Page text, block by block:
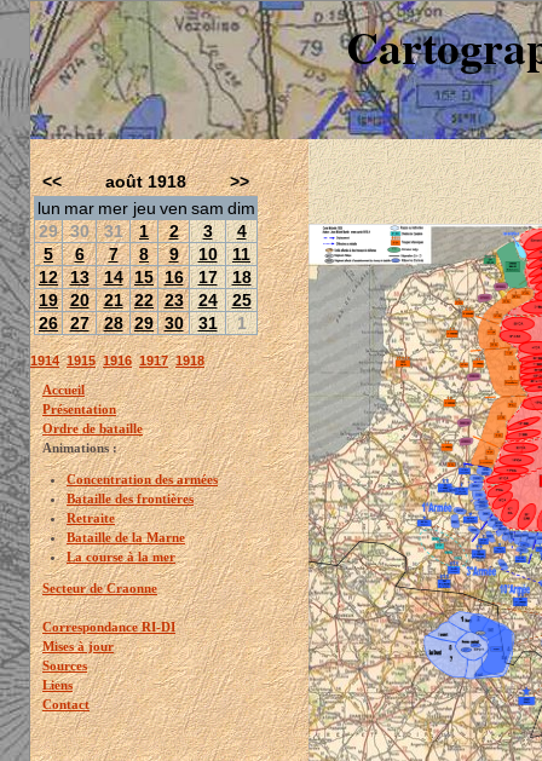
<< août 1918
>>
lun mar mer jeu ven sam dim
29 30 31 1 2 3
4
5
6 7 8 9 10
11
12 13 14 15 16 17
18
19 20 21 22 23 24
25
26 27 28 29 30 31 1
1914 1915 1916 1917 1918
Accueil
Présentation
Ordre de bataille
Animations :
Concentration des armées
Bataille des frontières
Retraite
Bataille de la Marne
La course à la mer
Secteur de Craonne
Correspondance RI-DI
Mises à jour
Sources
Liens
Contact